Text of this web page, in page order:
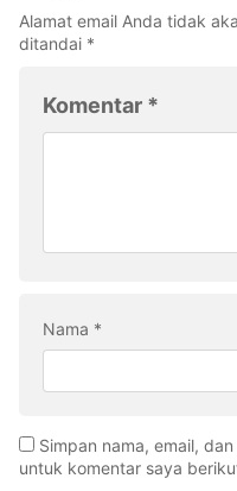
Alamat email Anda tidak
ditandai *
Komentar *
Nama *
Simpan nama, email,
untuk komentar saya